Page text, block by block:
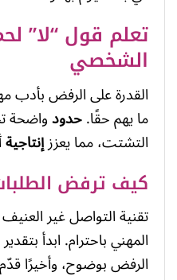
تعلم قول “لا”
الشخصي
القدرة على الرفض بأدب
ما يهم حقًا.حدودواضحة
التشتت، مما يعززإنتاجية
كيف ترفض
المهني باحترام. ابدأ
الرفض بوضوح، وأخيرًا قدّم